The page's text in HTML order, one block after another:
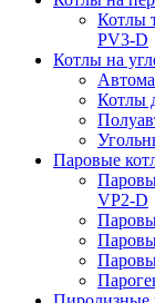
Котлы
PV3-D
Котлы на
Котлы
Паровые
VP2-D